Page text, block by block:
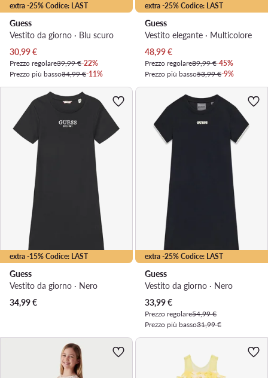
extra -25% Codice: LAST
Guess
Vestito da giorno · Blu scuro
Prezzo attuale
30,99€
Prezzo regolare39,99 €-22%
Prezzo più basso34,99 €-11%
extra -25% Codice: LAST
Guess
Vestito elegante · Multicolore
Prezzo attuale
48,99€
Prezzo regolare89,99 €-45%
Prezzo più basso53,99 €-9%
extra -15% Codice: LAST
Guess
Vestito da giorno · Nero
34,99€
extra -25% Codice: LAST
Guess
Vestito da giorno · Nero
Prezzo attuale
33,99€
Prezzo regolare54,99 €
Prezzo più basso31,99 €